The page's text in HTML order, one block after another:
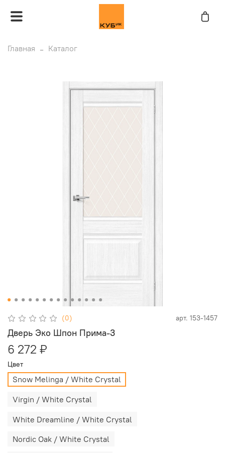
Главная Каталог
(0) арт. 153-1457
Дверь Эко Шпон Прима-3
6 272 ₽
Цвет
Snow Melinga / White Сrystal
Virgin / White Сrystal
White Dreamline / White Сrystal
Nordic Oak / White Сrystal